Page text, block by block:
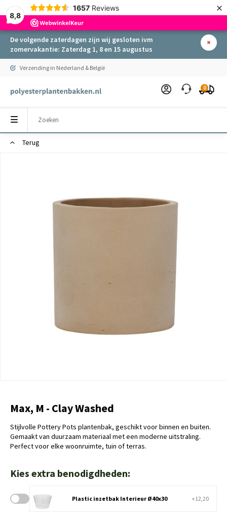
8,8
1657 Reviews ×
De volgende zaterdagen zijn wij gesloten ivm
zomervakantie: Zaterdag 1, 8 en 15 augustus
Verzending in Nederland & België
0
Terug
Max, M - Clay Washed
Stijlvolle Pottery Pots plantenbak, geschikt voor binnen en buiten.
Gemaakt van duurzaam materiaal met een moderne uitstraling.
Perfect voor elke woonruimte, tuin of terras.
Kies extra benodigdheden:
Plastic inzetbak Interieur Ø40x30 +12,20